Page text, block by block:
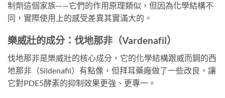
制劑這個家族——它們的作用原理類似，但因為化學結構不
同，實際使用上的感受差異其實滿大的。
樂威壯的成分：伐地那非（Vardenafil）
伐地那非是樂威壯的核心成分，它的化學結構跟威而鋼的西
地那非（Sildenafil）有點像，但拜耳藥廠做了一些改良，讓
它對PDE5酵素的抑制效果更強、更專一。